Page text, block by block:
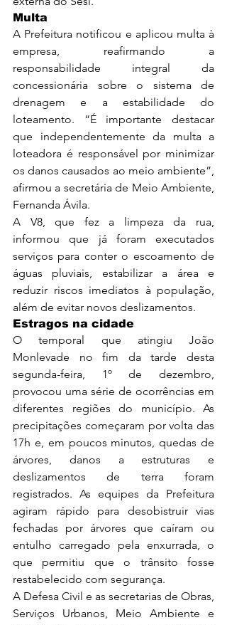
Multa
A Prefeitura notificou e aplicou multa à
empresa, reafirmando a
responsabilidade integral da
concessionária sobre o sistema de
drenagem e a estabilidade do
loteamento. “É importante destacar
que independentemente da multa a
loteadora é responsável por minimizar
os danos causados ao meio ambiente”,
afirmou a secretária de Meio Ambiente,
Fernanda Ávila.
A V8, que fez a limpeza da rua,
informou que já foram executados
serviços para conter o escoamento de
águas pluviais, estabilizar a área e
reduzir riscos imediatos à população,
além de evitar novos deslizamentos.
Estragos na cidade
O temporal que atingiu João
Monlevade no fim da tarde desta
segunda-feira, 1º de dezembro,
provocou uma série de ocorrências em
diferentes regiões do município. As
precipitações começaram por volta das
17h e, em poucos minutos, quedas de
árvores, danos a estruturas e
deslizamentos de terra foram
registrados. As equipes da Prefeitura
agiram rápido para desobistruir vias
fechadas por árvores que caíram ou
entulho carregado pela enxurrada, o
que permitiu que o trânsito fosse
restabelecido com segurança.
A Defesa Civil e as secretarias de Obras,
Serviços Urbanos, Meio Ambiente e